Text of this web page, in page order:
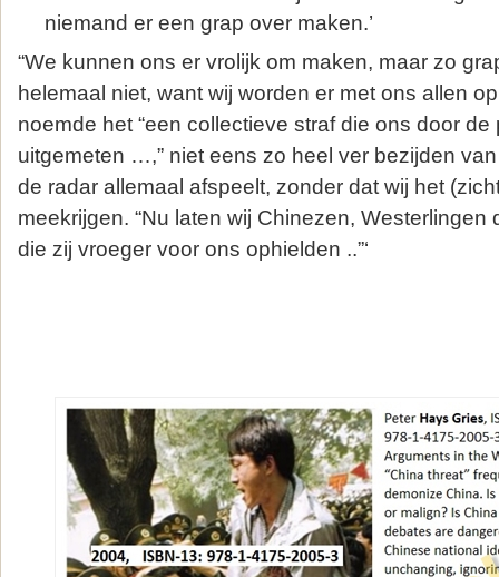
niemand er een grap over maken.’
“We kunnen ons er vrolijk om maken, maar zo
helemaal niet, want wij worden er met ons allen
noemde het “een collectieve straf die ons door
uitgemeten …,” niet eens zo heel ver bezijden
de radar allemaal afspeelt, zonder dat wij het
meekrijgen. “Nu laten wij Chinezen,
die zij vroeger voor ons ophielden ..”‘